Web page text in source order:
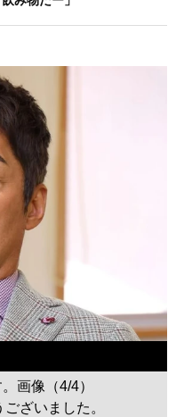
画像（4/4）
ざいました。